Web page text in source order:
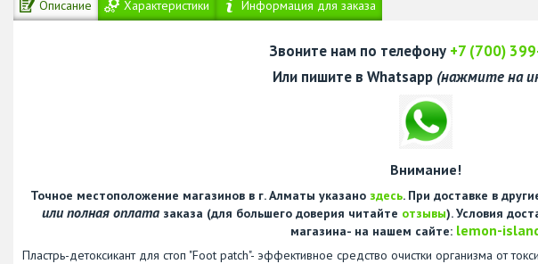
Описание Характеристики Информация для заказа
Звоните нам по телефону +7 (700)
Или пишите в Whatsapp (нажмите на
Внимание!
Точное местоположение магазинов в г. Алматы указано здесь. При доставке в
или полная оплатазаказа (для большего доверия читайте отзывы). Условия
магазина- на нашем сайте: lemon-
Пластрь-детоксикант для стоп "Foot patch"- эффективное средство очистки организма от